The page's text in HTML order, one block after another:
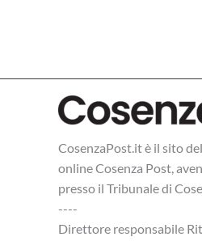
CosenzaPost.it è il sito
online Cosenza Post,
presso il Tribunale di
----
Direttore responsabile